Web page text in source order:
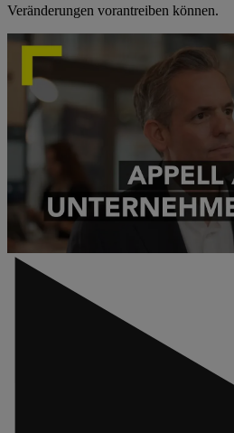
Veränderungen vorantreiben können.